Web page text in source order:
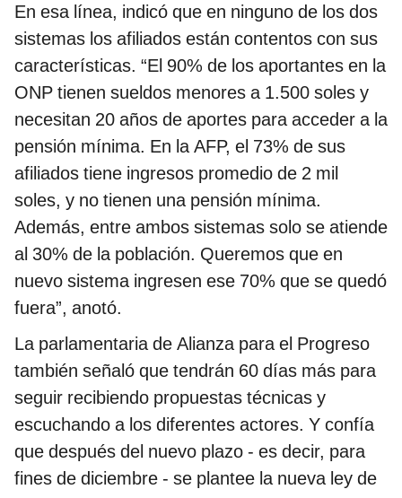
En esa línea, indicó que en ninguno de los dos
sistemas los afiliados están contentos con sus
características. “El 90% de los aportantes en la
ONP tienen sueldos menores a 1.500 soles y
necesitan 20 años de aportes para acceder a la
pensión mínima. En la AFP, el 73% de sus
afiliados tiene ingresos promedio de 2 mil
soles, y no tienen una pensión mínima.
Además, entre ambos sistemas solo se atiende
al 30% de la población. Queremos que en
nuevo sistema ingresen ese 70% que se quedó
fuera”, anotó.
La parlamentaria de Alianza para el Progreso
también señaló que tendrán 60 días más para
seguir recibiendo propuestas técnicas y
escuchando a los diferentes actores. Y confía
que después del nuevo plazo - es decir, para
fines de diciembre - se plantee la nueva ley de